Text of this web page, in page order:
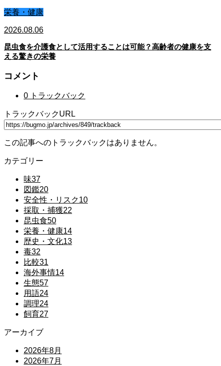
栄養・健康
2026.08.06
昆虫食を介護食として活用することは可能？高齢者の健康を支
える驚きの栄養
コメント
0 トラックバック
トラックバックURL
この記事へのトラックバックはありません。
カテゴリー
味37
図鑑20
安全性・リスク10
採取・捕獲22
昆虫食50
栄養・健康14
歴史・文化13
毒32
比較31
海外事情14
生態57
用語24
調理24
飼育27
アーカイブ
2026年8月
2026年7月